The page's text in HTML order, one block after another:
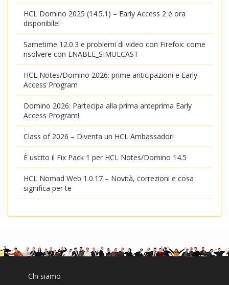
HCL Domino 2025 (14.5.1) – Early Access 2 è ora
disponibile!
Sametime 12.0.3 e problemi di video con Firefox: come
risolvere con ENABLE_SIMULCAST
HCL Notes/Domino 2026: prime anticipazioni e Early
Access Program
Domino 2026: Partecipa alla prima anteprima Early
Access Program!
Class of 2026 – Diventa un HCL Ambassador!
È uscito il Fix Pack 1 per HCL Notes/Domino 14.5
HCL Nomad Web 1.0.17 – Novità, correzioni e cosa
significa per te
Chi siamo